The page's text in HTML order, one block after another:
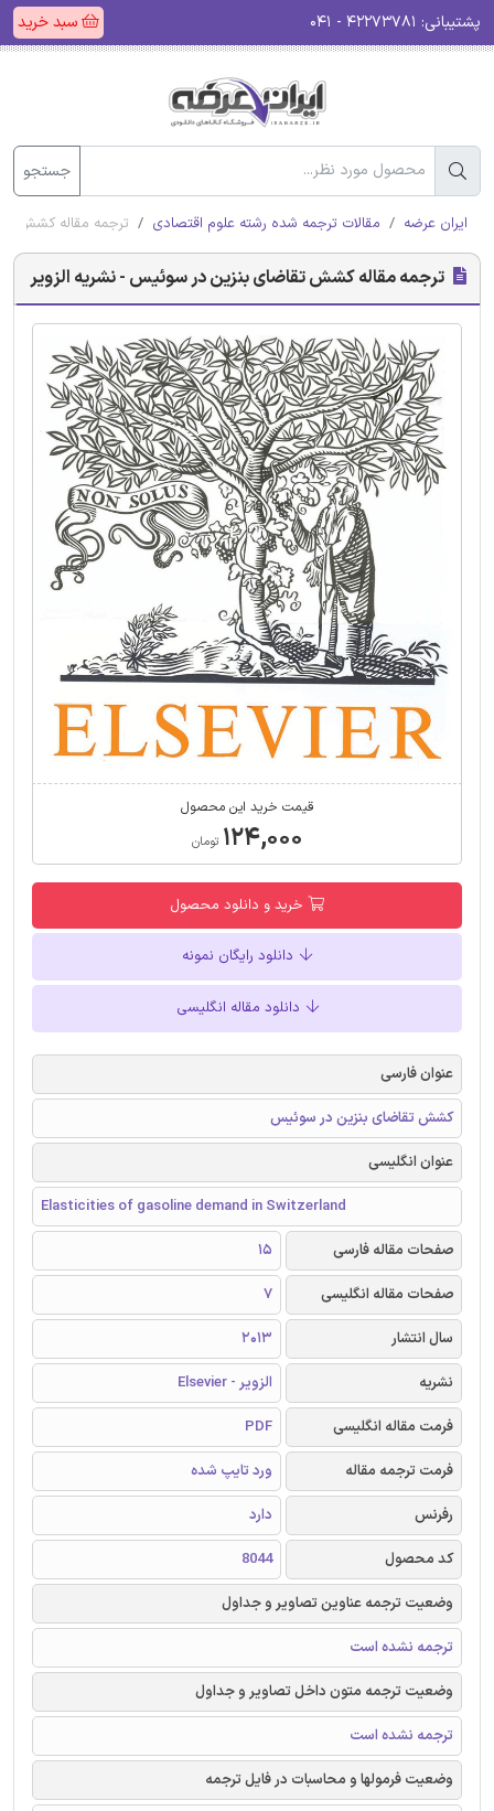
پشتیبانی: سبد خرید
جستجو
ایران عرضه مقالات ترجمه شده رشته علوم اقتصادی ترجمه مقاله کشش
ترجمه مقاله کشش تقاضای بنزین در سوئیس - نشریه الزویر
قیمت خرید این محصول
۱۲۴,۰۰۰ تومان
خرید و دانلود محصول
دانلود رایگان نمونه
دانلود مقاله انگلیسی
عنوان فارسی
کشش تقاضای بنزین در سوئیس
عنوان انگلیسی
Elasticities of gasoline demand in Switzerland
صفحات مقاله فارسی
15
صفحات مقاله انگلیسی
7
سال انتشار
2013
نشریه
الزویر - Elsevier
فرمت مقاله انگلیسی
PDF
فرمت ترجمه مقاله
ورد تایپ شده
رفرنس
دارد
کد محصول
8044
وضعیت ترجمه عناوین تصاویر و جداول
ترجمه نشده است
وضعیت ترجمه متون داخل تصاویر و جداول
ترجمه نشده است
وضعیت فرمولها و محاسبات در فایل ترجمه